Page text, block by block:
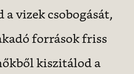
a vizek csobogását,
források friss
kiszitálod a